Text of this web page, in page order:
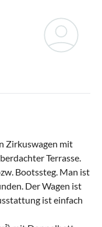
Zirkuswagen mit
Terrasse.
Bootssteg. Man ist
Der Wagen ist
ist einfach